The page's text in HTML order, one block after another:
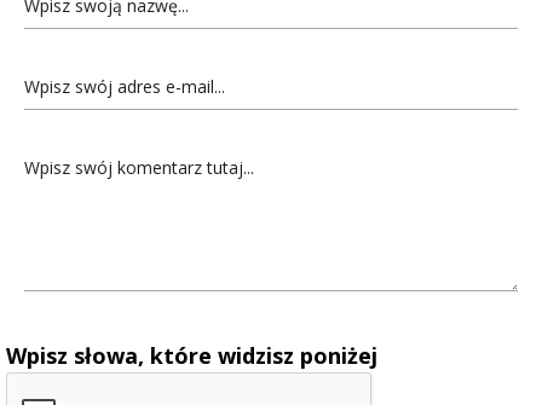
Wpisz słowa, które widzisz poniżej